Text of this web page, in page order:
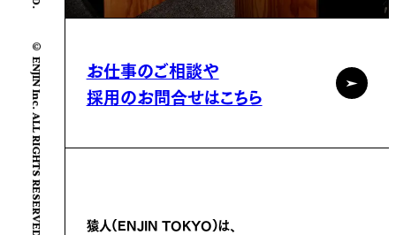
© ENJIN Inc. ALL RIGHTS RESERVED.
お仕事のご相談や
採用のお問合せはこちら
猿人(ENJIN TOKYO)は、